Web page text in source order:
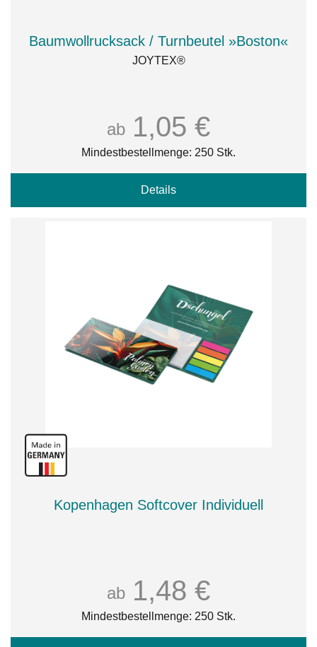
Baumwollrucksack / Turnbeutel »Boston«
JOYTEX®
ab 1,05 €
Mindestbestellmenge: 250 Stk.
Details
Kopenhagen Softcover Individuell
ab 1,48 €
Mindestbestellmenge: 250 Stk.